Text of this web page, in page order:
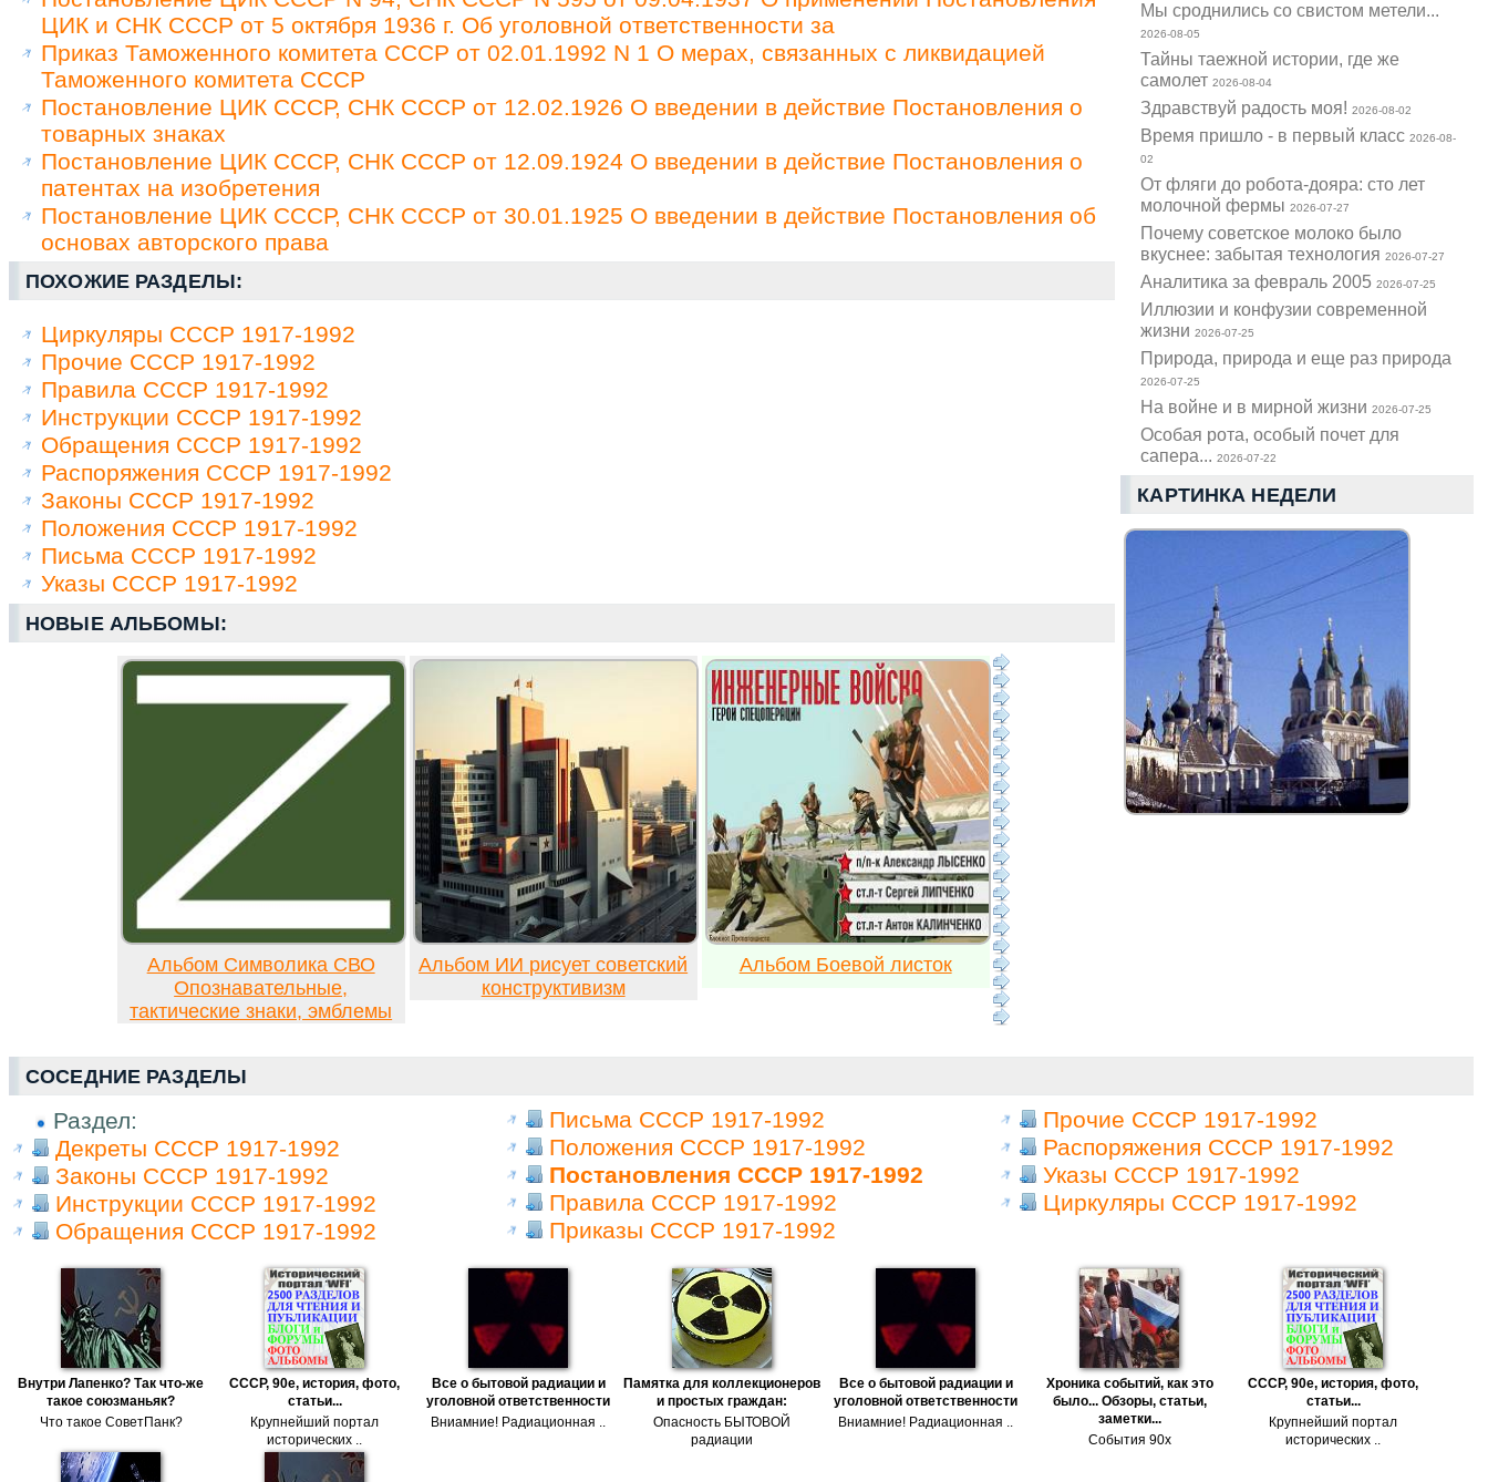
Мы сроднились со свистом метели...
2026-08-05
Тайны таежной истории, где же
самолет2026-08-04
Здравствуй радость моя!2026-08-02
Время пришло - в первый класс2026-08-
02
От фляги до робота-дояра: сто лет
молочной фермы2026-07-27
Почему советское молоко было
вкуснее: забытая технология2026-07-27
Аналитика за февраль 20052026-07-25
Иллюзии и конфузии современной
жизни2026-07-25
Природа, природа и еще раз природа
2026-07-25
На войне и в мирной жизни2026-07-25
Особая рота, особый почет для
сапера...2026-07-22
КАРТИНКА НЕДЕЛИ
ЦИК и СНК СССР от 5 октября 1936 г. Об уголовной ответственности за
Приказ Таможенного комитета СССР от 02.01.1992 N 1 О мерах, связанных с ликвидацией
Таможенного комитета СССР
Постановление ЦИК СССР, СНК СССР от 12.02.1926 О введении в действие Постановления о
товарных знаках
Постановление ЦИК СССР, СНК СССР от 12.09.1924 О введении в действие Постановления о
патентах на изобретения
Постановление ЦИК СССР, СНК СССР от 30.01.1925 О введении в действие Постановления об
основах авторского права
ПОХОЖИЕ РАЗДЕЛЫ:
Циркуляры СССР 1917-1992
Прочие СССР 1917-1992
Правила СССР 1917-1992
Инструкции СССР 1917-1992
Обращения СССР 1917-1992
Распоряжения СССР 1917-1992
Законы СССР 1917-1992
Положения СССР 1917-1992
Письма СССР 1917-1992
Указы СССР 1917-1992
НОВЫЕ АЛЬБОМЫ:
Альбом Символика СВО
Опознавательные,
тактические знаки, эмблемы
Альбом ИИ рисует советский
конструктивизм
Альбом Боевой листок
СОСЕДНИЕ РАЗДЕЛЫ
Раздел:
Декреты СССР 1917-1992
Законы СССР 1917-1992
Инструкции СССР 1917-1992
Обращения СССР 1917-1992
Письма СССР 1917-1992
Положения СССР 1917-1992
Постановления СССР 1917-1992
Правила СССР 1917-1992
Приказы СССР 1917-1992
Прочие СССР 1917-1992
Распоряжения СССР 1917-1992
Указы СССР 1917-1992
Циркуляры СССР 1917-1992
Внутри Лапенко? Так что-же
такое союзманьяк?
Что такое СоветПанк?
СССР, 90е, история, фото,
статьи...
Крупнейший портал
исторических ..
Все о бытовой радиации и
уголовной ответственности
Вниамние! Радиационная ..
Памятка для коллекционеров
и простых граждан:
Опасность БЫТОВОЙ
радиации
Все о бытовой радиации и
уголовной ответственности
Вниамние! Радиационная ..
Хроника событий, как это
было... Обзоры, статьи,
заметки...
События 90х
СССР, 90е, история, фото,
статьи...
Крупнейший портал
исторических ..